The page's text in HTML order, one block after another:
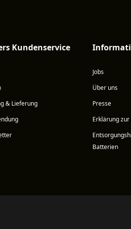
Kundenservice
& Lieferung
Jobs
Über uns
Presse
Erklärung
Batterien